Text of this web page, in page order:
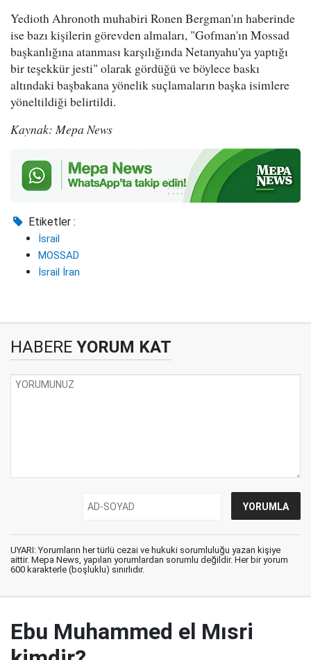
Yedioth Ahronoth muhabiri Ronen Bergman'ın haberinde
ise bazı kişilerin görevden almaları, "Gofman'ın Mossad
başkanlığına atanması karşılığında Netanyahu'ya yaptığı
bir teşekkür jesti" olarak gördüğü ve böylece baskı
altındaki başbakana yönelik suçlamaların başka isimlere
yöneltildiği belirtildi.
Kaynak: Mepa News
Etiketler :
İsrail
MOSSAD
İsrail İran
HABERE YORUM KAT
UYARI: Yorumların her türlü cezai ve hukuki sorumluluğu yazan kişiye
aittir. Mepa News, yapılan yorumlardan sorumlu değildir. Her bir yorum
600 karakterle (boşluklu) sınırlıdır.
Ebu Muhammed el Mısri